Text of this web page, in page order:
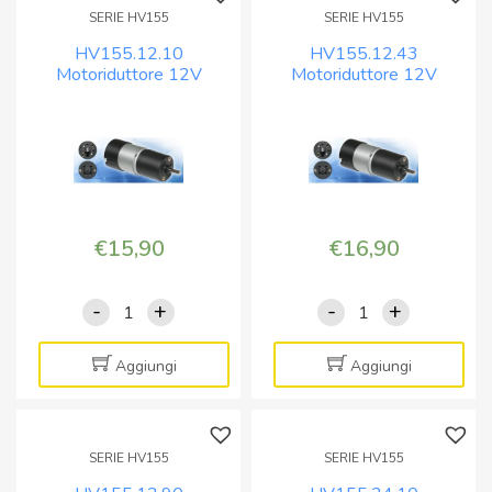
SERIE HV155
HV155.12.10
Motoriduttore 12V
€15,90
-
HV155.12.10
Motoriduttore
12V
660/460
+
Aggiungi
SERIE HV155
HV155.12.43
Motoriduttore 12V
€16,90
-
HV155.12.43
Motoriduttore
12V
155/115
+
Aggiungi
SERIE HV155 SERIE HV155